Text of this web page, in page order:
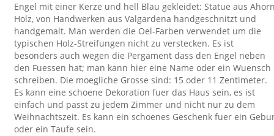
Engel mit einer Kerze und hell Blau gekleidet: Statue aus
Holz, von Handwerken aus Valgardena handgeschnitzt und
handgemalt. Man werden die Oel-Farben verwendet um die
typischen Holz-Streifungen nicht zu verstecken. Es ist
besonders auch wegen die Pergament dass den Engel neben
den Fuessen hat; man kann hier eine Name oder ein Wuensch
schreiben. Die moegliche Grosse sind: 15 oder 11 Zentimeter.
Es kann eine schoene Dekoration fuer das Haus sein, es ist
einfach und passt zu jedem Zimmer und nicht nur zu dem
Weihnachtszeit. Es kann ein schoenes Geschenk fuer ein
oder ein Taufe sein.